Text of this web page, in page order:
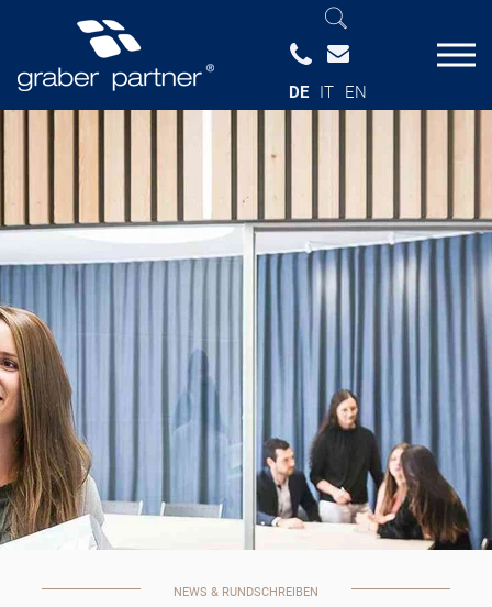
DE IT EN
NEWS & RUNDSCHREIBEN